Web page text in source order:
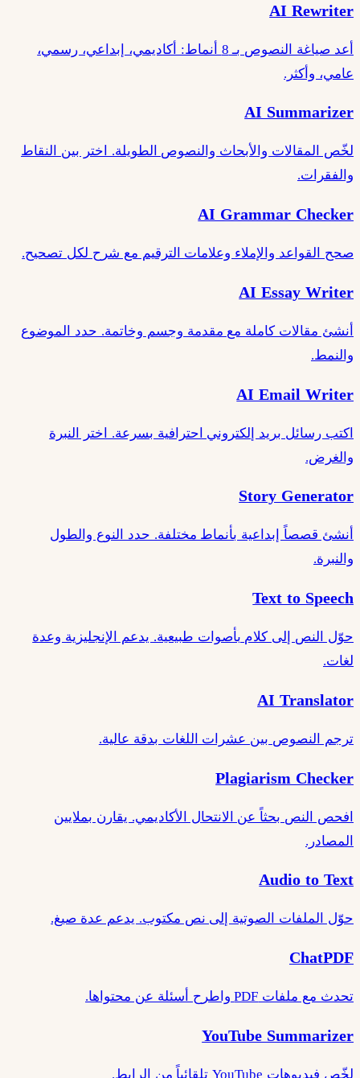
AI Rewriter
أعد صياغة النصوص بـ 8 أنماط: أكاديمي، إبداعي، رسمي،
عامي، وأكثر.
AI Summarizer
لخّص المقالات والأبحاث والنصوص الطويلة. اختر بين النقاط
والفقرات.
AI Grammar Checker
صحح القواعد والإملاء وعلامات الترقيم مع شرح لكل تصحيح.
AI Essay Writer
أنشئ مقالات كاملة مع مقدمة وجسم وخاتمة. حدد الموضوع
والنمط.
AI Email Writer
اكتب رسائل بريد إلكتروني احترافية بسرعة. اختر النبرة
والغرض.
Story Generator
أنشئ قصصاً إبداعية بأنماط مختلفة. حدد النوع والطول
والنبرة.
Text to Speech
حوّل النص إلى كلام بأصوات طبيعية. يدعم الإنجليزية وعدة
لغات.
AI Translator
ترجم النصوص بين عشرات اللغات بدقة عالية.
Plagiarism Checker
افحص النص بحثاً عن الانتحال الأكاديمي. يقارن بملايين
المصادر.
Audio to Text
حوّل الملفات الصوتية إلى نص مكتوب. يدعم عدة صيغ.
ChatPDF
تحدث مع ملفات PDF واطرح أسئلة عن محتواها.
YouTube Summarizer
لخّص فيديوهات YouTube تلقائياً من الرابط.